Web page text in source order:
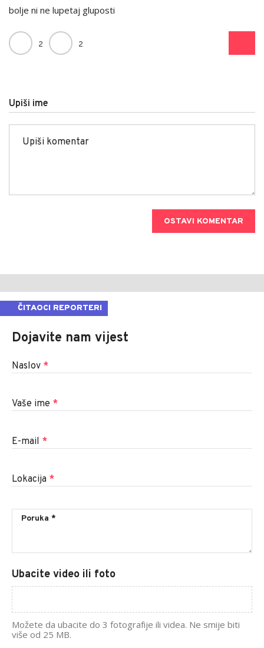
bolje ni ne lupetaj gluposti
2 2
Upiši ime
OSTAVI KOMENTAR
ČITAOCI REPORTERI
Dojavite nam vijest
Naslov *
Vaše ime *
E-mail *
Lokacija *
Ubacite video ili foto
Možete da ubacite do 3 fotografije ili videa. Ne smije biti
više od 25 MB.